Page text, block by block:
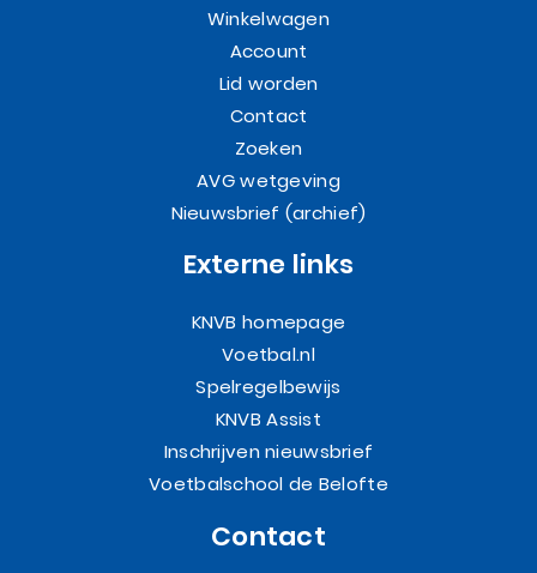
Winkelwagen
Account
Lid worden
Contact
Zoeken
AVG wetgeving
Nieuwsbrief (archief)
Externe links
KNVB homepage
Voetbal.nl
Spelregelbewijs
KNVB Assist
Inschrijven nieuwsbrief
Voetbalschool de Belofte
Contact